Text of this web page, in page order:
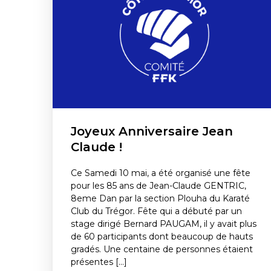
Joyeux Anniversaire Jean
Claude !
Ce Samedi 10 mai, a été organisé une fête
pour les 85 ans de Jean-Claude GENTRIC,
8eme Dan par la section Plouha du Karaté
Club du Trégor. Fête qui a débuté par un
stage dirigé Bernard PAUGAM, il y avait plus
de 60 participants dont beaucoup de hauts
gradés. Une centaine de personnes étaient
présentes [...]